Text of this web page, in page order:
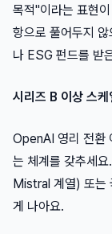
목적"이라는 표현
항으로 풀어두지
나 ESG 펀드를 받
시리즈 B 이상 스케
OpenAI 영리 전환
는 체계를 갖추세
Mistral 계열) 또는
게 나아요.